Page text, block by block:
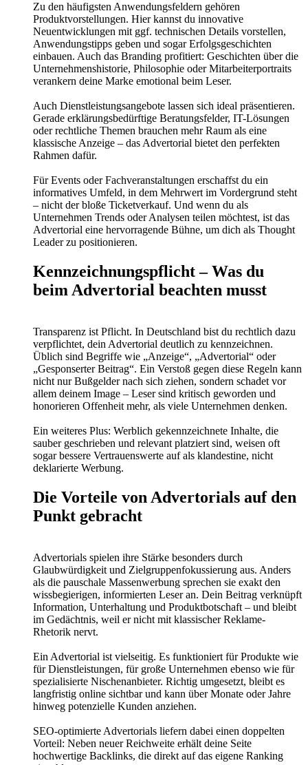
Zu den häufigsten Anwendungsfeldern gehören
Produktvorstellungen. Hier kannst du innovative
Neuentwicklungen mit ggf. technischen Details vorstellen,
Anwendungstipps geben und sogar Erfolgsgeschichten
einbauen. Auch das Branding profitiert: Geschichten über die
Unternehmenshistorie, Philosophie oder Mitarbeiterportraits
verankern deine Marke emotional beim Leser.
Auch Dienstleistungsangebote lassen sich ideal präsentieren.
Gerade erklärungsbedürftige Beratungsfelder, IT-Lösungen
oder rechtliche Themen brauchen mehr Raum als eine
klassische Anzeige – das Advertorial bietet den perfekten
Rahmen dafür.
Für Events oder Fachveranstaltungen erschaffst du ein
informatives Umfeld, in dem Mehrwert im Vordergrund steht
– nicht der bloße Ticketverkauf. Und wenn du als
Unternehmen Trends oder Analysen teilen möchtest, ist das
Advertorial eine hervorragende Bühne, um dich als Thought
Leader zu positionieren.
Kennzeichnungspflicht – Was du
beim Advertorial beachten musst
Transparenz ist Pflicht. In Deutschland bist du rechtlich dazu
verpflichtet, dein Advertorial deutlich zu kennzeichnen.
Üblich sind Begriffe wie „Anzeige“, „Advertorial“ oder
„Gesponserter Beitrag“. Ein Verstoß gegen diese Regeln kann
nicht nur Bußgelder nach sich ziehen, sondern schadet vor
allem deinem Image – Leser sind kritisch geworden und
honorieren Offenheit mehr, als viele Unternehmen denken.
Ein weiteres Plus: Werblich gekennzeichnete Inhalte, die
sauber geschrieben und relevant platziert sind, weisen oft
sogar bessere Vertrauenswerte auf als klandestine, nicht
deklarierte Werbung.
Die Vorteile von Advertorials auf den
Punkt gebracht
Advertorials spielen ihre Stärke besonders durch
Glaubwürdigkeit und Zielgruppenfokussierung aus. Anders
als die pauschale Massenwerbung sprechen sie exakt den
wissbegierigen, informierten Leser an. Dein Beitrag verknüpft
Information, Unterhaltung und Produktbotschaft – und bleibt
im Gedächtnis, weil er nicht mit klassischer Reklame-
Rhetorik nervt.
Ein Advertorial ist vielseitig. Es funktioniert für Produkte wie
für Dienstleistungen, für große Unternehmen ebenso wie für
spezialisierte Nischenanbieter. Richtig umgesetzt, bleibt es
langfristig online sichtbar und kann über Monate oder Jahre
hinweg potenzielle Kunden anziehen.
SEO-optimierte Advertorials liefern dabei einen doppelten
Vorteil: Neben neuer Reichweite erhält deine Seite
hochwertige Backlinks, die direkt auf das eigene Ranking